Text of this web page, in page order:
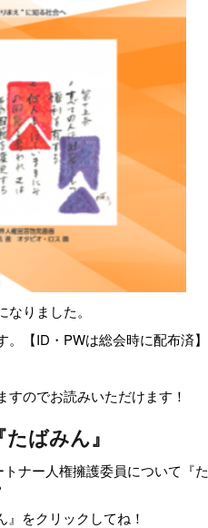
りました。
【ID・PWは総会時に配布済】
のでお読みいただけます！
ばみん』
ナー人権擁護委員について『
』をクリックしてね！